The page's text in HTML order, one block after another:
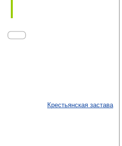
Крестьянская застава